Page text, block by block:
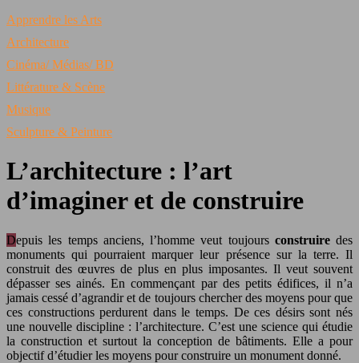
Apprendre les Arts
Architecture
Cinéma/ Médias/ BD
Littérature & Scène
Musique
Sculpture & Peinture
L’architecture : l’art
d’imaginer et de construire
Depuis les temps anciens, l’homme veut toujours construiredes
monuments qui pourraient marquer leur présence sur la terre. Il
construit des œuvres de plus en plus imposantes. Il veut souvent
dépasser ses ainés. En commençant par des petits édifices, il n’a
jamais cessé d’agrandir et de toujours chercher des moyens pour que
ces constructions perdurent dans le temps. De ces désirs sont nés
une nouvelle discipline : l’architecture. C’est une science qui étudie
la construction et surtout la conception de bâtiments. Elle a pour
objectif d’étudier les moyens pour construire un monument donné.